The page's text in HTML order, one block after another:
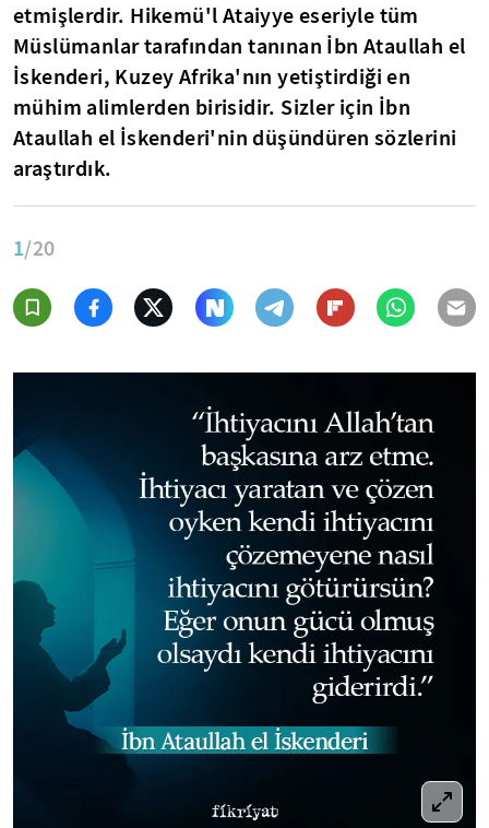
etmişlerdir. Hikemü'l Ataiyye eseriyle tüm
Müslümanlar tarafından tanınan İbn Ataullah el
İskenderi, Kuzey Afrika'nın yetiştirdiği en
mühim alimlerden birisidir. Sizler için İbn
Ataullah el İskenderi'nin düşündüren sözlerini
araştırdık.
1/20